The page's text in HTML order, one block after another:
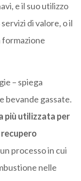
e il suo utilizzo
di valore, o il
formazione
– spiega
bevande gassate.
più utilizzata per
processo in cui
nelle